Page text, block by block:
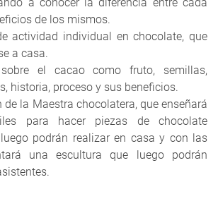
de los mismos.
actividad individual en chocolate, que
a casa.
el cacao como fruto, semillas,
historia, proceso y sus beneficios.
de la Maestra chocolatera, que enseñará
para hacer piezas de chocolate
podrán realizar en casa y con las
una escultura que luego podrán